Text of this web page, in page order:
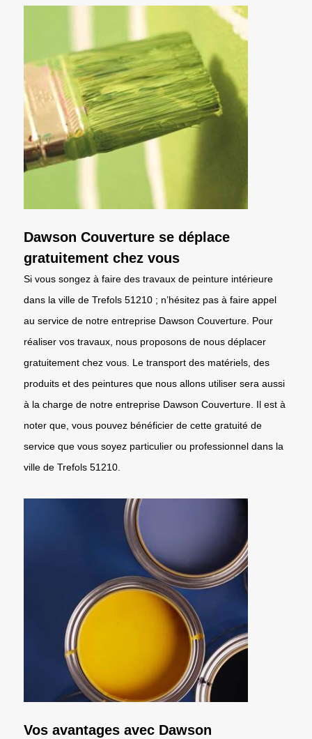
Dawson Couverture se déplace
gratuitement chez vous
Si vous songez à faire des travaux de peinture intérieure
dans la ville de Trefols 51210 ; n’hésitez pas à faire appel
au service de notre entreprise Dawson Couverture. Pour
réaliser vos travaux, nous proposons de nous déplacer
gratuitement chez vous. Le transport des matériels, des
produits et des peintures que nous allons utiliser sera aussi
à la charge de notre entreprise Dawson Couverture. Il est à
noter que, vous pouvez bénéficier de cette gratuité de
service que vous soyez particulier ou professionnel dans la
ville de Trefols 51210.
Vos avantages avec Dawson